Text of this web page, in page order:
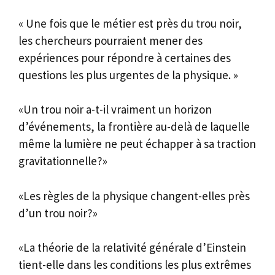
« Une fois que le métier est près du trou noir,
les chercheurs pourraient mener des
expériences pour répondre à certaines des
questions les plus urgentes de la physique. »
«Un trou noir a-t-il vraiment un horizon
d’événements, la frontière au-delà de laquelle
même la lumière ne peut échapper à sa traction
gravitationnelle?»
«Les règles de la physique changent-elles près
d’un trou noir?»
«La théorie de la relativité générale d’Einstein
tient-elle dans les conditions les plus extrêmes